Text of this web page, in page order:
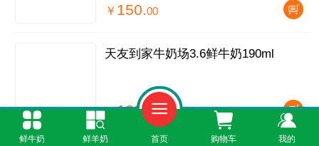
￥ 150.00
天友到家牛奶场3.6鲜牛奶190ml
￥180. 00
鲜牛奶 鲜羊奶 首页 购物车 我的